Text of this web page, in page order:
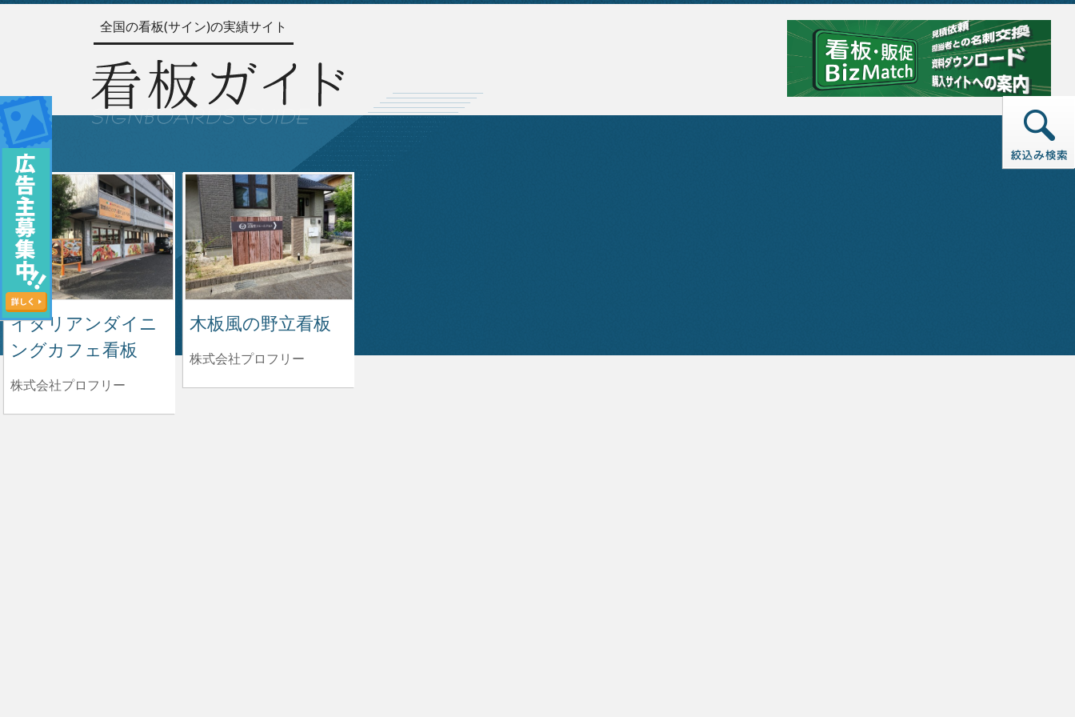
全国の看板(サイン)の実績サイト
イタリアンダイニ
ングカフェ看板
株式会社プロフリー
木板風の野立看板
株式会社プロフリー